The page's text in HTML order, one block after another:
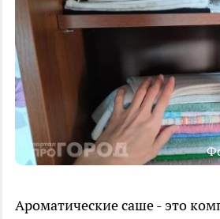
Ароматические саше - это